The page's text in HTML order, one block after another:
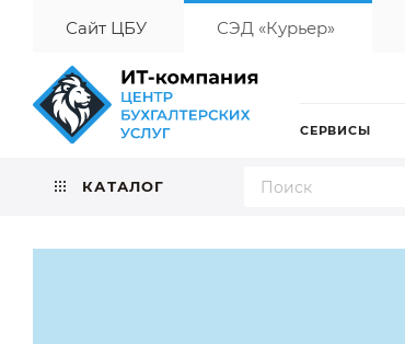
Сайт ЦБУ СЭД «Курьер»
СЕРВИСЫ
КАТАЛОГ